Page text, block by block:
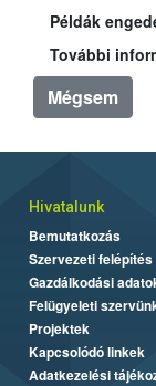
Példák
További
Mégsem
Hivatalunk
Bemutatkozás
Szervezeti felépítés
Gazdálkodási
Felügyeleti
Projektek
Kapcsolódó linkek
Adatkezelési